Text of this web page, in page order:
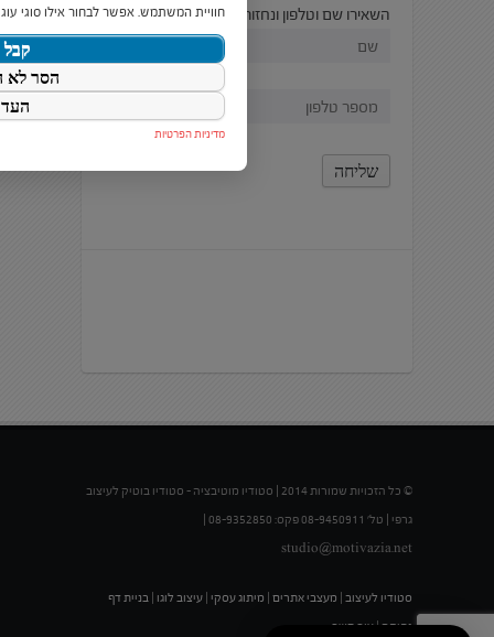
השאירו שם וטלפון ונחזור אליכם בהקדם:
© כל הזכויות שמורות 2014 | סטודיו מוטיבציה – סטודיו בוטיק לעיצוב
studio@motivazia.net
סטודיו לעיצוב | מעצבי אתרים | מיתוג עסקי | עיצוב לוגו | בניית דף
נחיתה | צור קשר
חוויית המשתמש. אפשר לבחור אילו סוגי
הסר לא
מדיניות הפרטיות